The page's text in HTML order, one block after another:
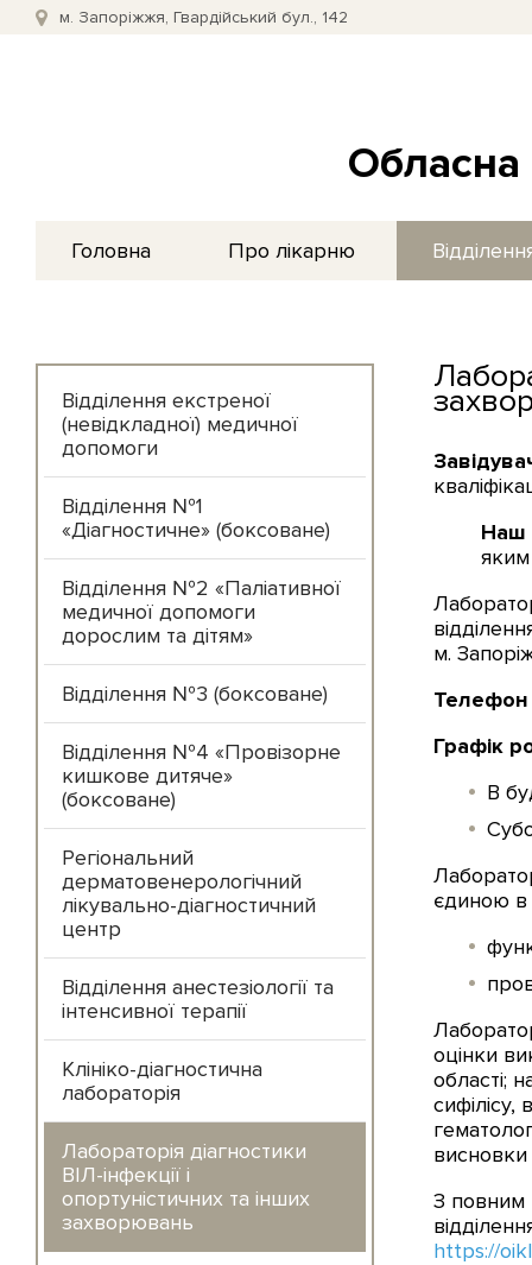
м. Запоріжжя, Гвардійський бул., 142
Обласна
Головна Про лікарню
Відділення екстреної
(невідкладної) медичної
допомоги
Відділення №1
«Діагностичне» (боксоване)
Відділення №2 «Паліативної
медичної допомоги
дорослим та дітям»
Відділення №3 (боксоване)
Відділення №4 «Провізорне
кишкове дитяче»
(боксоване)
Регіональний
дерматовенерологічний
лікувально-діагностичний
центр
Відділення анестезіології та
інтенсивної терапії
Клініко-діагностична
лабораторія
Лабораторія діагностики
ВІЛ-інфекції і
опортуністичних та інших
захворювань
Наш
яким
м.
Телефон
Графік
В
єдиною в
оцінки
області;
сифілісу,
висновки
З повним
https://